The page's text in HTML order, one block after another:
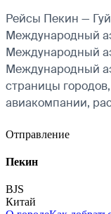
Рейсы Пекин —
Международный
Международный
Международный
страницы
авиакомпании,
Отправление
Пекин
BJS
Китай